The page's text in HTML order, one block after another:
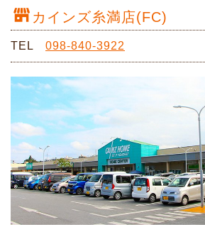
カインズ糸満店(FC)
TEL 098-840-3922